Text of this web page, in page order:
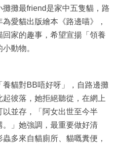
攤攤最friend是家中五隻貓，路
愛貓出版繪本《路邊喵》，
家的趣事，希望宣揚「領養
動物。
養貓對BB唔好呀」，自路邊攤
彼落，她拒絕聽從，在網上
並存，「阿女出世至今半
」她強調，最重要做好清
多來自貓廁所、貓嘅糞便，